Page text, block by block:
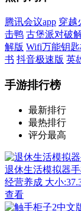
腾讯会议app 穿越
击鸭 古堡派对破
解版 Wifi万能钥
书 抖音极速版 英
手游排行榜
最新排行
最热排行
评分最高
退休生活模拟器
经营养成 大小
查看